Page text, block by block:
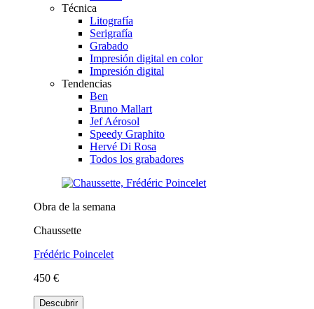
Técnica
Litografía
Serigrafía
Grabado
Impresión digital en color
Impresión digital
Tendencias
Ben
Bruno Mallart
Jef Aérosol
Speedy Graphito
Hervé Di Rosa
Todos los grabadores
Obra de la semana
Chaussette
Frédéric Poincelet
450 €
Descubrir